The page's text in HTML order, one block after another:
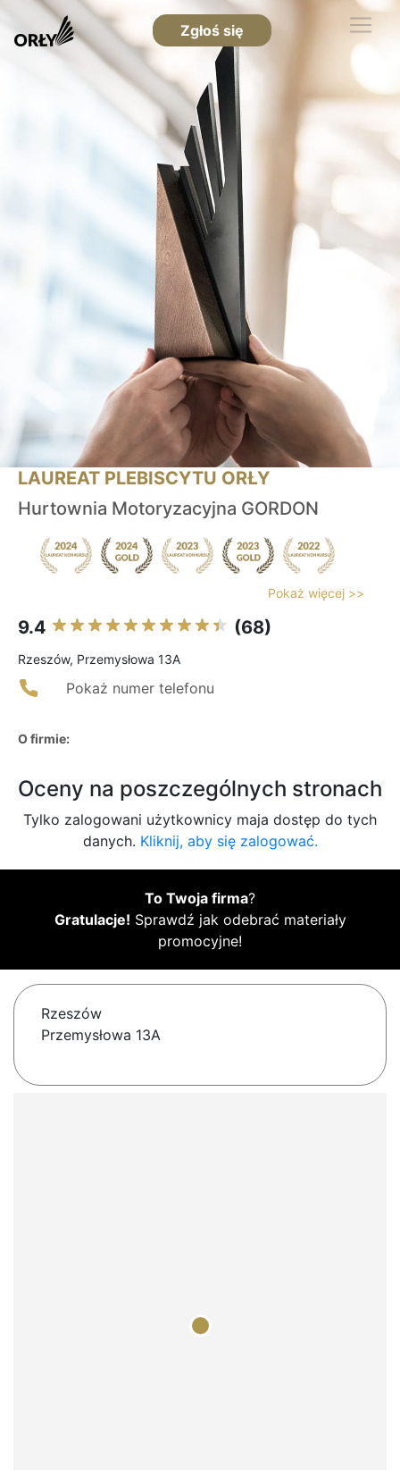
Zgłoś się
LAUREAT PLEBISCYTU ORŁY
Hurtownia Motoryzacyjna GORDON
Pokaż więcej >>
9.4 (68)
Rzeszów, Przemysłowa 13A
Pokaż numer telefonu
O firmie:
Oceny na poszczególnych stronach
Tylko zalogowani użytkownicy maja dostęp do tych
danych. Kliknij, aby się zalogować.
To Twoja firma?
Gratulacje! Sprawdź jak odebrać materiały
promocyjne!
Rzeszów
Przemysłowa 13A